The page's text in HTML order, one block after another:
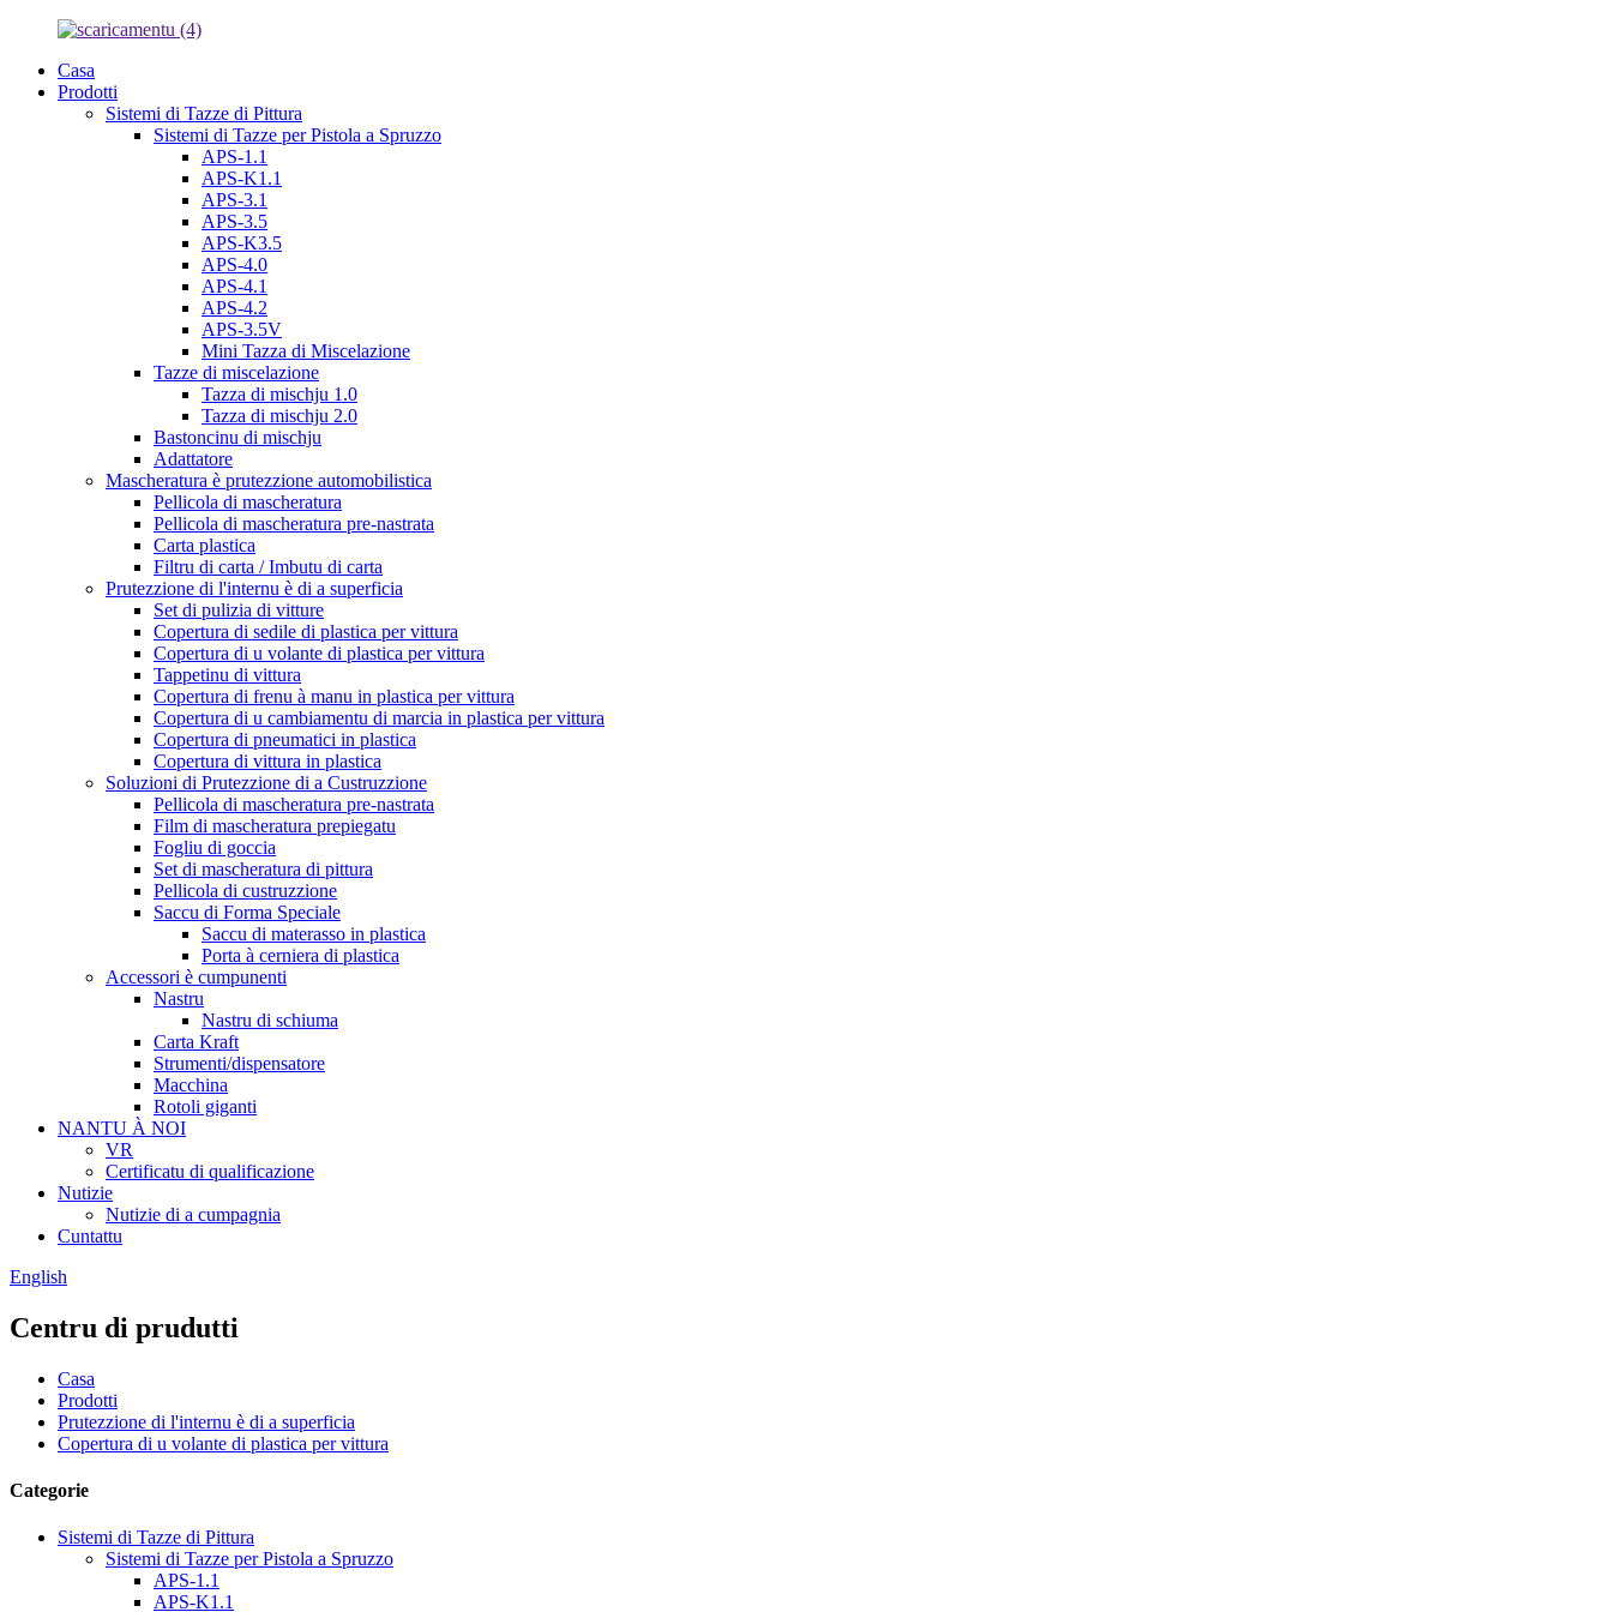
Casa
Prodotti
Sistemi di Tazze di Pittura
Sistemi di Tazze per Pistola a Spruzzo
APS-1.1
APS-K1.1
APS-3.1
APS-3.5
APS-K3.5
APS-4.0
APS-4.1
APS-4.2
APS-3.5V
Mini Tazza di Miscelazione
Tazze di miscelazione
Tazza di mischju 1.0
Tazza di mischju 2.0
Bastoncinu di mischju
Adattatore
Mascheratura è prutezzione automobilistica
Pellicola di mascheratura
Pellicola di mascheratura pre-nastrata
Carta plastica
Filtru di carta / Imbutu di carta
Prutezzione di l'internu è di a superficia
Set di pulizia di vitture
Copertura di sedile di plastica per vittura
Copertura di u volante di plastica per vittura
Tappetinu di vittura
Copertura di frenu à manu in plastica per vittura
Copertura di u cambiamentu di marcia in plastica per vittura
Copertura di pneumatici in plastica
Copertura di vittura in plastica
Soluzioni di Prutezzione di a Custruzzione
Pellicola di mascheratura pre-nastrata
Film di mascheratura prepiegatu
Fogliu di goccia
Set di mascheratura di pittura
Pellicola di custruzzione
Saccu di Forma Speciale
Saccu di materasso in plastica
Porta à cerniera di plastica
Accessori è cumpunenti
Nastru
Nastru di schiuma
Carta Kraft
Strumenti/dispensatore
Macchina
Rotoli giganti
NANTU À NOI
VR
Certificatu di qualificazione
Nutizie
Nutizie di a cumpagnia
Cuntattu
English
Centru di prudutti
Casa
Prodotti
Prutezzione di l'internu è di a superficia
Copertura di u volante di plastica per vittura
Categorie
Sistemi di Tazze di Pittura
Sistemi di Tazze per Pistola a Spruzzo
APS-1.1
APS-K1.1